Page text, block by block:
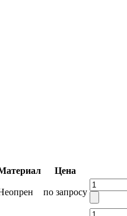
Цена
по запросу